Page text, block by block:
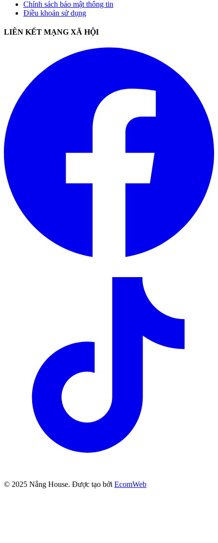
Chính sách bảo mật thông tin
Điều khoản sử dụng
LIÊN KẾT MẠNG XÃ HỘI
© 2025 Nắng House. Được tạo bởi EcomWeb